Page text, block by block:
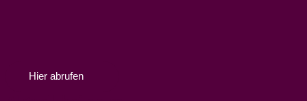
Hier abrufen